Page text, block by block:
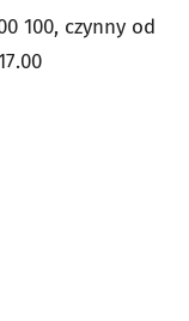
100, czynny od